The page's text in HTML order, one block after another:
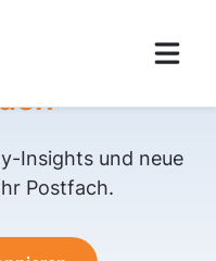
dem
Insights und neue
Postfach.